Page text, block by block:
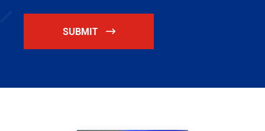
SUBMIT 